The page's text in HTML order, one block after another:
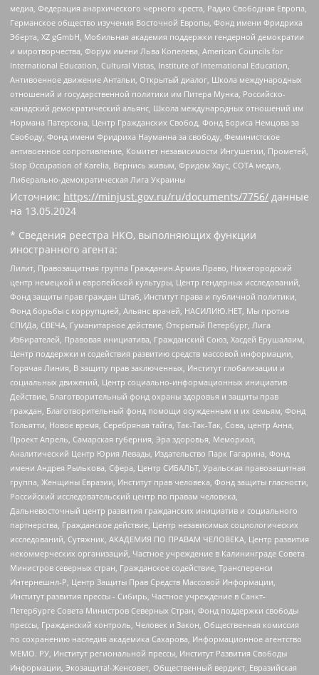
медиа, Федерация анархического черного креста, Радио Свободная Европа,
Германское общество изучения Восточной Европы, Фонд имени Фридриха
Эберта, XZ gGmbH, Мобильная академия поддержки гендерной демократии
и миротворчества, Форум имени Льва Копелева, American Councils for
International Education, Cultural Vistas, Institute of International Education,
Антивоенное движение Антальи, Открытый диалог, Школа международных
отношений и государственной политики им Питера Мунка, Российско-
канадский демократический альянс, Школа международных отношений им
Нормана Патерсона, Центр Гражданских Свобод, Фонд Бориса Немцова за
Свободу, Фонд имени Фридриха Науманна за свободу, Феминистское
антивоенное сопротивление, Комитет независимости Ингушетии, Прометей,
Stop Occupation of Karelia, Вернись живым, Фридом Хаус, СОТА медиа,
Либерально-демократическая Лига Украины
Источник: https://minjust.gov.ru/ru/documents/7756/ данные
на 13.05.2024
* Сведения реестра НКО, выполняющих функции
иностранного агента:
Лилит, Правозащитная группа Гражданин.Армия.Право, Нижегородский
центр немецкой и европейской культуры, Центр гендерных исследований,
Фонд защиты прав граждан Штаб, Институт права и публичной политики,
Фонд борьбы с коррупцией, Альянс врачей, НАСИЛИЮ.НЕТ, Мы против
СПИДа, СВЕЧА, Гуманитарное действие, Открытый Петербург, Лига
Избирателей, Правовая инициатива, Гражданский Союз, Хасдей Ерушалаим,
Центр поддержки и содействия развитию средств массовой информации,
Горячая Линия, В защиту прав заключенных, Институт глобализации и
социальных движений, Центр социально-информационных инициатив
Действие, Благотворительный фонд охраны здоровья и защиты прав
граждан, Благотворительный фонд помощи осужденным и их семьям, Фонд
Тольятти, Новое время, Серебряная тайга, Так-Так-Так, Сова, центр Анна,
Проект Апрель, Самарская губерния, Эра здоровья, Мемориал,
Аналитический Центр Юрия Левады, Издательство Парк Гагарина, Фонд
имени Андрея Рылькова, Сфера, Центр СИБАЛЬТ, Уральская правозащитная
группа, Женщины Евразии, Институт прав человека, Фонд защиты гласности,
Российский исследовательский центр по правам человека,
Дальневосточный центр развития гражданских инициатив и социального
партнерства, Гражданское действие, Центр независимых социологических
исследований, Сутяжник, АКАДЕМИЯ ПО ПРАВАМ ЧЕЛОВЕКА, Центр развития
некоммерческих организаций, Частное учреждение в Калининграде Совета
Министров северных стран, Гражданское содействие, Трансперенси
Интернешнл-Р, Центр Защиты Прав Средств Массовой Информации,
Институт развития прессы - Сибирь, Частное учреждение в Санкт-
Петербурге Совета Министров Северных Стран, Фонд поддержки свободы
прессы, Гражданский контроль, Человек и Закон, Общественная комиссия
по сохранению наследия академика Сахарова, Информационное агентство
МЕМО. РУ, Институт региональной прессы, Институт Развития Свободы
Информации, Экозащита!-Женсовет, Общественный вердикт, Евразийская